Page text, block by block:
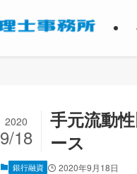
手元流動
ース
2020
9/18
銀行融資 2020年9月18日